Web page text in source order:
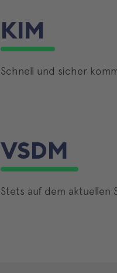
KIM
Schnell und sicher
VSDM
Stets auf dem aktuellen